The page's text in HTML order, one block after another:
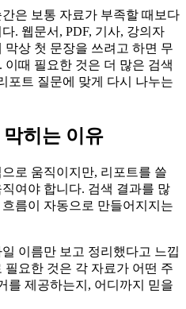
은 보통 자료가 부족할 때보다
. 웹문서, PDF, 기사, 강의자
상 첫 문장을 쓰려고 하면 무
때 필요한 것은 더 많은 검색
포트 질문에 맞게 다시 나누는
히는 이유
로 움직이지만, 리포트를 쓸
여야 합니다. 검색 결과를 많
름이 자동으로 만들어지지는
이름만 보고 정리했다고 느낍
요한 것은 각 자료가 어떤 주
를 제공하는지, 어디까지 믿을